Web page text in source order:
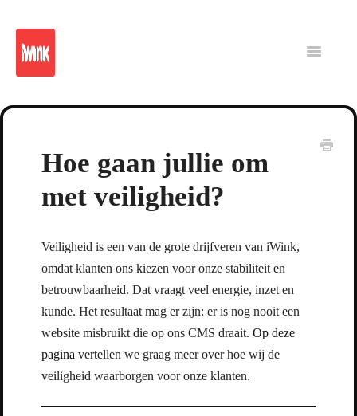
Toggle
Intranet
Hoe gaan jullie om
met veiligheid?
Veiligheid is een van de grote drijfveren van iWink,
omdat klanten ons kiezen voor onze stabiliteit en
betrouwbaarheid. Dat vraagt veel energie, inzet en
kunde. Het resultaat mag er zijn: er is nog nooit een
website misbruikt die op ons CMS draait. Op deze
pagina vertellen we graag meer over hoe wij de
veiligheid waarborgen voor onze klanten.